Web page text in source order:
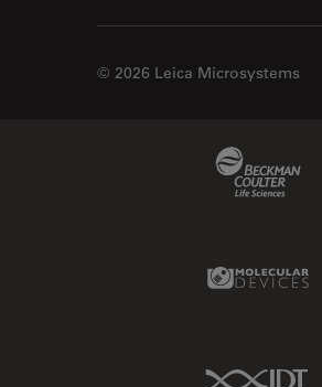
© 2026 Leica Microsystems
IDT Link